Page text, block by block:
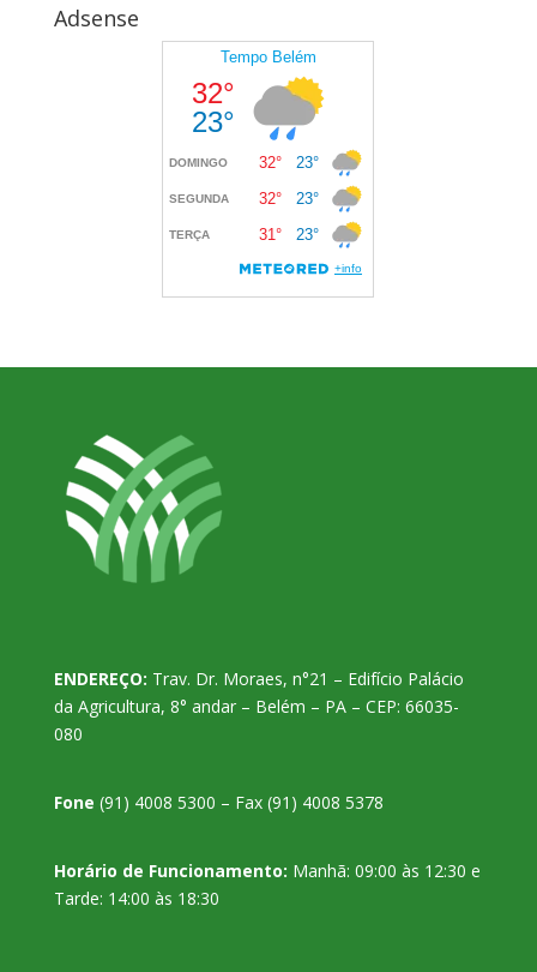
Adsense
ENDEREÇO: Trav. Dr. Moraes, n°21 – Edifício Palácio
da Agricultura, 8° andar – Belém – PA – CEP: 66035-
080
Fone (91) 4008 5300 – Fax (91) 4008 5378
Horário de Funcionamento: Manhã: 09:00 às 12:30 e
Tarde: 14:00 às 18:30